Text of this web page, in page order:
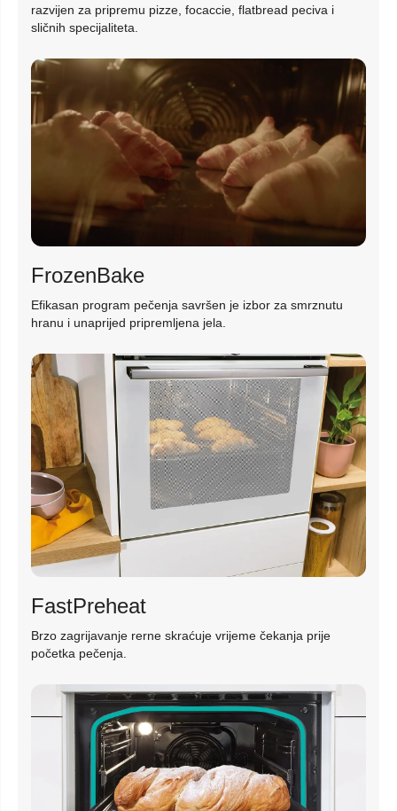
razvijen za pripremu pizze, focaccie, flatbread peciva i
sličnih specijaliteta.
FrozenBake
Efikasan program pečenja savršen je izbor za smrznutu
hranu i unaprijed pripremljena jela.
FastPreheat
Brzo zagrijavanje rerne skraćuje vrijeme čekanja prije
početka pečenja.